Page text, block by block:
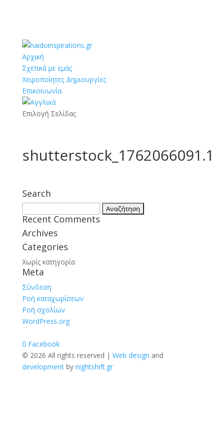
Αρχική
Σχετικά με εμάς
Χειροποίητες Δημιουργίες
Επικοινωνία
Επιλογή Σελίδας
shutterstock_1762066091.1
Search
για:
Recent Comments
Archives
Categories
Χωρίς κατηγορία
Meta
Σύνδεση
Ροή καταχωρίσεων
Ροή σχολίων
WordPress.org
Facebook
© 2026 All rights reserved | Web design and
developmentby nightshift.gr